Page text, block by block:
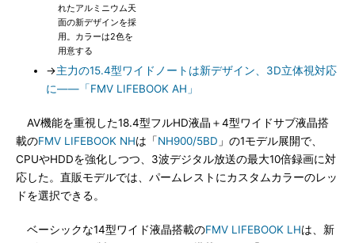
れたアルミニウム天
面の新デザインを採
用。カラーは2色を
用意する
→主力の15.4型ワイドノートは新デザイン、3D立体視対応
に――「FMV LIFEBOOK AH」
AV機能を重視した18.4型フルHD液晶＋4型ワイドサブ液晶搭
載のFMV LIFEBOOK NHは「NH900/5BD 」の1モデル展開で、
CPUやHDDを強化しつつ、3波デジタル放送の最大10倍録画に対
応した。直販モデルでは、パームレストにカスタムカラーのレッ
ドを選択できる。
ベーシックな14型ワイド液晶搭載のFMV LIFEBOOK LHは、新